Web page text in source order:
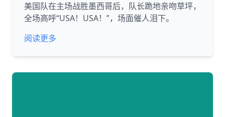
美国队在主场战胜墨西哥后，队长跪地亲吻草坪，
全场高呼“USA！USA！”，场面催人泪下。
阅读更多